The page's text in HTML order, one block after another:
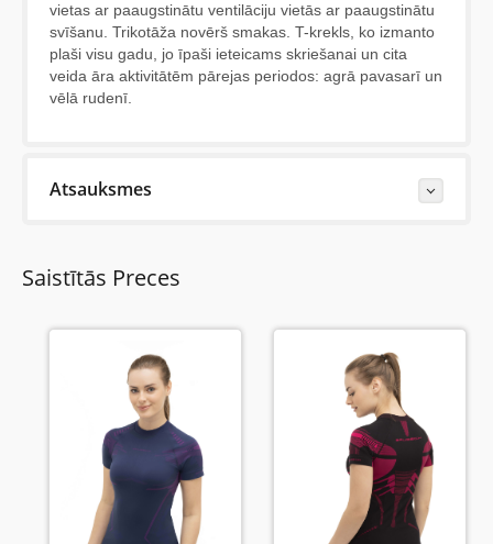
vietas ar paaugstinātu ventilāciju vietās ar paaugstinātu
svīšanu. Trikotāža novērš smakas. T-krekls, ko izmanto
plaši visu gadu, jo īpaši ieteicams skriešanai un cita
veida āra aktivitātēm pārejas periodos: agrā pavasarī un
vēlā rudenī.
Atsauksmes
Vispirms: Novērtējiet preci. Lūdzu izvēlieties vērtējumu
Saistītās Preces